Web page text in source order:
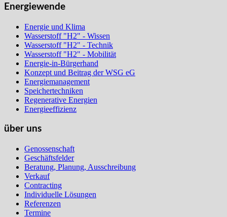
Energiewende
Energie und Klima
Wasserstoff "H2" - Wissen
Wasserstoff "H2" - Technik
Wasserstoff "H2" - Mobilität
Energie-in-Bürgerhand
Konzept und Beitrag der WSG eG
Energiemanagement
Speichertechniken
Regenerative Energien
Energieeffizienz
über uns
Genossenschaft
Geschäftsfelder
Beratung, Planung, Ausschreibung
Verkauf
Contracting
Individuelle Lösungen
Referenzen
Termine